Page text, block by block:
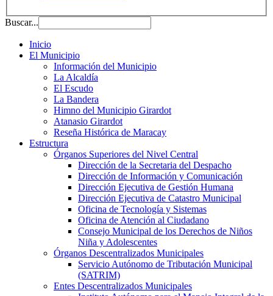
Buscar...
Inicio
El Municipio
Información del Municipio
La Alcaldía
El Escudo
La Bandera
Himno del Municipio Girardot
Atanasio Girardot
Reseña Histórica de Maracay
Estructura
Órganos Superiores del Nivel Central
Dirección de la Secretaria del Despacho
Dirección de Información y Comunicación
Dirección Ejecutiva de Gestión Humana
Dirección Ejecutiva de Catastro Municipal
Oficina de Tecnología y Sistemas
Oficina de Atención al Ciudadano
Consejo Municipal de los Derechos de Niños
Niña y Adolescentes
Órganos Descentralizados Municipales
Servicio Autónomo de Tributación Municipal
(SATRIM)
Entes Descentralizados Municipales